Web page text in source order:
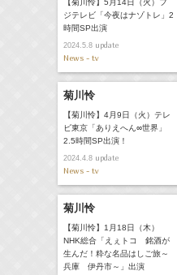
【菊川怜】5月14日（火）フ
ジテレビ「今夜はナゾトレ」2
時間SP出演
2024.5.8update
News - tv
菊川怜
【菊川怜】4月9日（火）テレ
ビ東京「ありえへん∞世界」
2.5時間SP出演！
2024.4.8update
News - tv
菊川怜
【菊川怜】1月18日（木）
NHK総合「えぇトコ 銘酒が
生んだ！粋な名品はしご旅～
兵庫 伊丹市～」出演